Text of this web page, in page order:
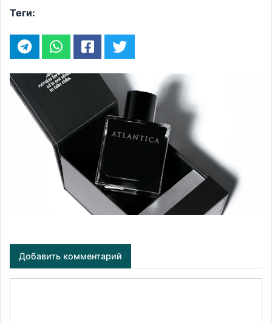
Теги:
Добавить комментарий